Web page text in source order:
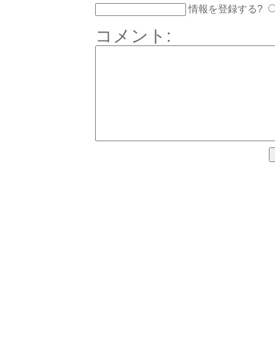
情報を登録する?
コメント: